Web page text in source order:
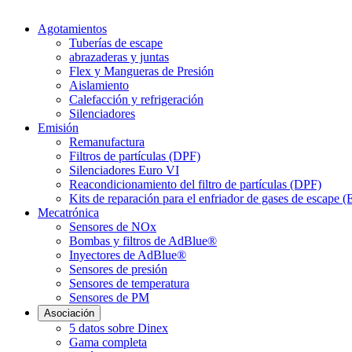
Agotamientos
Tuberías de escape
abrazaderas y juntas
Flex y Mangueras de Presión
Aislamiento
Calefacción y refrigeración
Silenciadores
Emisión
Remanufactura
Filtros de partículas (DPF)
Silenciadores Euro VI
Reacondicionamiento del filtro de partículas (DPF)
Kits de reparación para el enfriador de gases de escape
Mecatrónica
Sensores de NOx
Bombas y filtros de AdBlue®
Inyectores de AdBlue®
Sensores de presión
Sensores de temperatura
Sensores de PM
Asociación
5 datos sobre Dinex
Gama completa